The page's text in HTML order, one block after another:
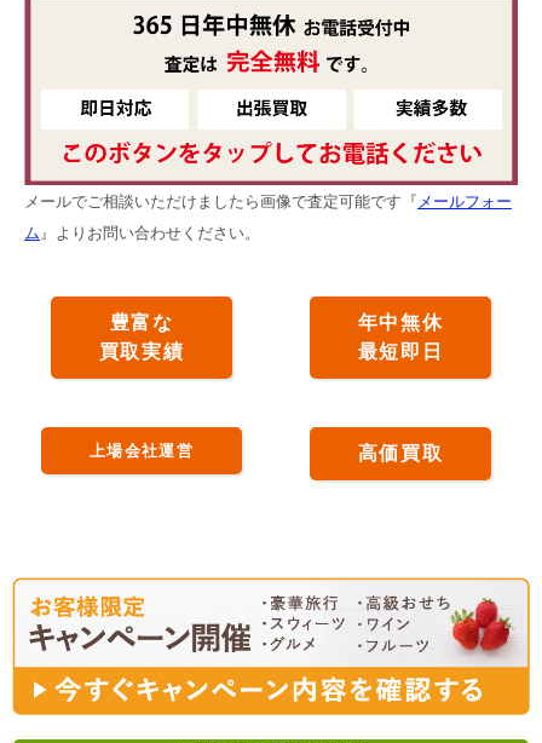
メールでご相談いただけましたら画像で査定可能です『 メールフォー
ム 』よりお問い合わせください。
豊富な
買取実績
年中無休
最短即日
上場会社運営 高価買取